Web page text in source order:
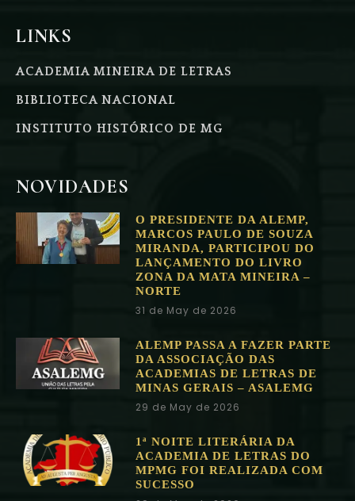
LINKS
ACADEMIA MINEIRA DE LETRAS
BIBLIOTECA NACIONAL
INSTITUTO HISTÓRICO DE MG
NOVIDADES
O PRESIDENTE DA ALEMP,
MARCOS PAULO DE SOUZA
MIRANDA, PARTICIPOU DO
LANÇAMENTO DO LIVRO
ZONA DA MATA MINEIRA –
NORTE
31 de May de 2026
ALEMP PASSA A FAZER PARTE
DA ASSOCIAÇÃO DAS
ACADEMIAS DE LETRAS DE
MINAS GERAIS – ASALEMG
29 de May de 2026
1ª NOITE LITERÁRIA DA
ACADEMIA DE LETRAS DO
MPMG FOI REALIZADA COM
SUCESSO